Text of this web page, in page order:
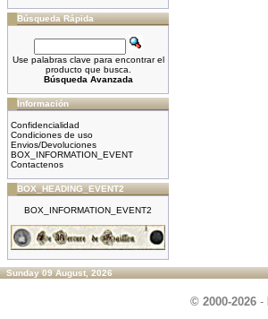
Búsqueda Rápida
Use palabras clave para encontrar el
producto que busca.
Búsqueda Avanzada
Información
Confidencialidad
Condiciones de uso
Envios/Devoluciones
BOX_INFORMATION_EVENT
Contactenos
BOX_HEADING_EVENT2
BOX_INFORMATION_EVENT2
Sunday 09 August, 2026
© 2000-2026 -